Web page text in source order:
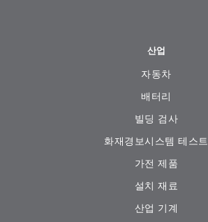
산업
자동차
배터리
빌딩 검사
화재경보시스템 테스트
가전 ​​제품
설치 재료
산업 기계